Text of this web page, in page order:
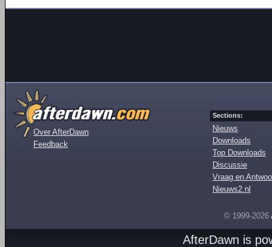
Over AfterDawn
Feedback
Sections:
Nieuws
Downloads
Top Downloads
Discussie
Vraag en
Nieuws2.nl
© 1999-2026
AfterDawn is